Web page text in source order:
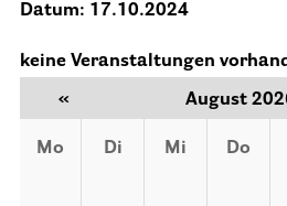
Mitgliederbereich
Datum: 17.10.2024
keine Veranstaltungen
« August
Mo Di Mi Do